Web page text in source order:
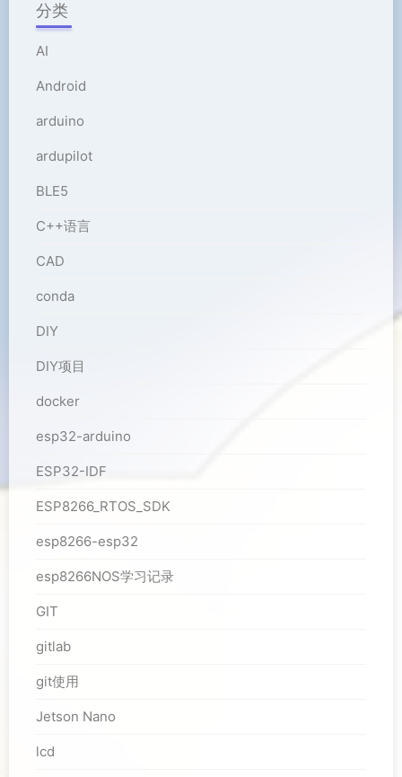
分类
AI
Android
arduino
ardupilot
BLE5
C++语言
CAD
conda
DIY
DIY项目
docker
esp32-arduino
ESP32-IDF
ESP8266_RTOS_SDK
esp8266-esp32
esp8266NOS学习记录
GIT
gitlab
git使用
Jetson Nano
lcd